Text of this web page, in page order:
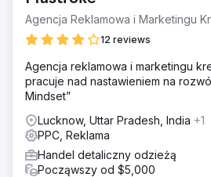
Agencja Reklamowa i Marketingu
12 reviews
Agencja reklamowa i marketingu
pracuje nad nastawieniem na
Mindset”
Lucknow, Uttar Pradesh, India +1
PPC, Reklama
Handel detaliczny odzieżą
Począwszy od $5,000